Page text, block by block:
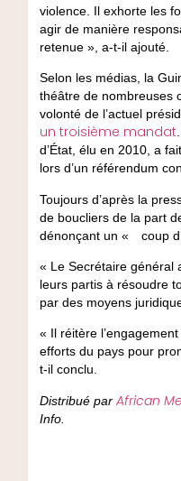
violence. Il exhorte les
agir de manière
retenue », a-t-il
Selon les médias, la
théâtre de nombreuses
volonté de l’actuel
un troisième mandat
d’État, élu en 2010, a
lors d’un référendum
Toujours d’après la
de boucliers de la part
dénonçant un « coup
« Le Secrétaire général
leurs partis à résoudre
par des moyens
« Il réitère
efforts du pays pour
t-il conclu.
Distribué par African
Info.